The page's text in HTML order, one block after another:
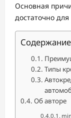
Основная
достаточно
Типы
Об авторе